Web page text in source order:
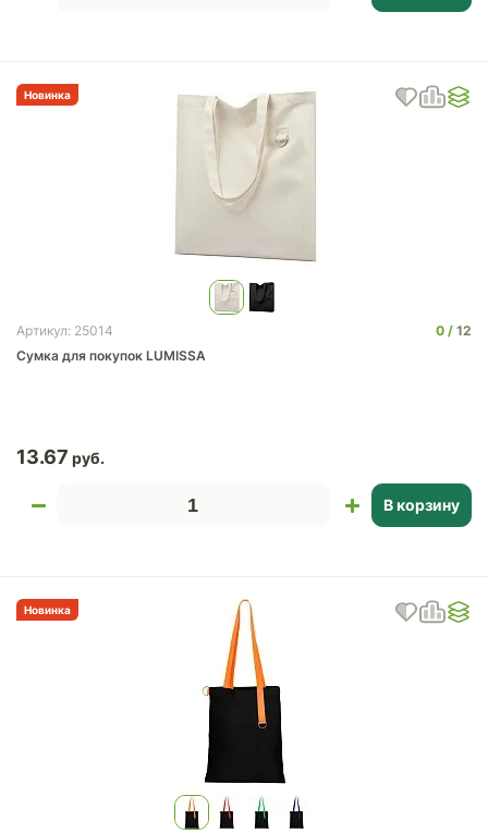
Новинка
Артикул: 25014 0
12
Сумка для покупок LUMISSA
13.67
В корзину
Новинка